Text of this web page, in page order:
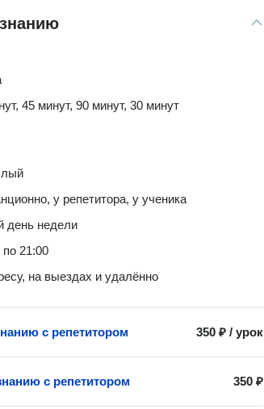
45 минут, 90 минут, 30 минут
у репетитора, у ученика
день недели
по 21:00
на выездах и удалённо
350 ₽ /урок
с репетитором
350 ₽
с репетитором